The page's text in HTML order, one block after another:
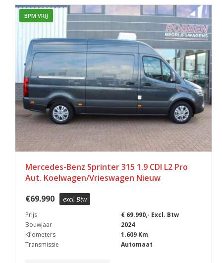
BPM VRIJ
Mercedes-Benz Sprinter 315 1.9 CDI L2 Pro
Aut. Koelwagen/Vrieswagen Nieuw
€69.990 excl. Btw
Prijs
€ 69.990,- Excl. Btw
Bouwjaar
2024
Kilometers
1.609 Km
Transmissie
Automaat